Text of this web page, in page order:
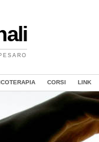
CORSI LINK